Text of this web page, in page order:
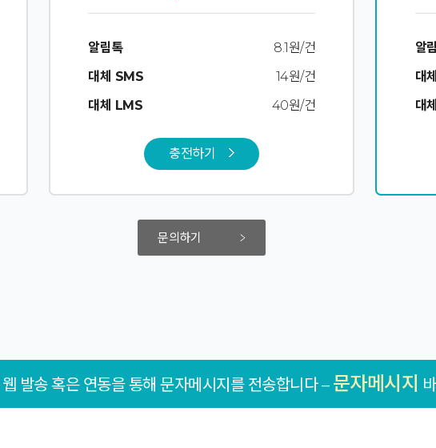
알림톡
8.1원/건
대체 SMS
14원/건
대체 LMS
40원/건
충전하기
알
대
대
문의하기
발송 혹은 연동을 통해 문자메시지를 전송합니다 – 문자메시지